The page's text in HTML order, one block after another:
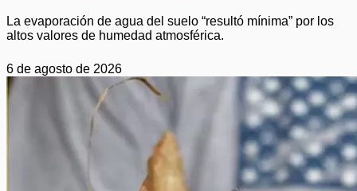
La evaporación de agua del suelo “resultó mínima” por los
altos valores de humedad atmosférica.
6 de agosto de 2026